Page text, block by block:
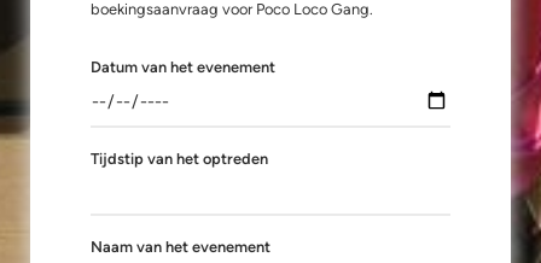
boekingsaanvraag voor Poco Loco Gang.
Datum van het evenement
Tijdstip van het optreden
Naam van het evenement